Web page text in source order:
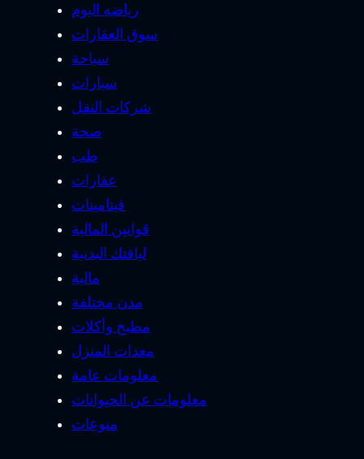
رياضه اليوم
سوق العقارات
سياحة
سيارات
شركات النقل
صحة
طب
عقارات
فيتامينات
قوانين المالية
لياقتك البدنية
مالية
مدن مختلفة
مطبخ وأكلات
معدات المنزل
معلومات عامة
معلومات عن الحيوانات
منوعات